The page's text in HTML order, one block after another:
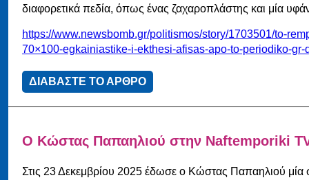
διαφορετικά πεδία, όπως ένας ζαχαροπλάστης και μία
https://www.newsbomb.gr/politismos/story/1703501/to-
70×100-egkainiastike-i-ekthesi-afisas-apo-to-periodiko-gr-
ΔΙΑΒΑΣΤΕ ΤΟ ΑΡΘΡΟ
Ο Κώστας Παπαηλιού στην Naftemporiki
Στις 23 Δεκεμβρίου 2025 έδωσε ο Κώστας Παπαηλιού μία